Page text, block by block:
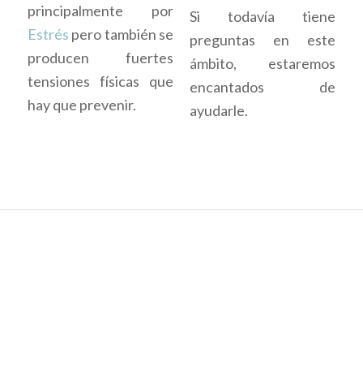
principalmente por
Estrés pero también se
producen fuertes
tensiones físicas que
hay que prevenir.
Si todavía tiene
preguntas en este
ámbito, estaremos
encantados de
ayudarle.